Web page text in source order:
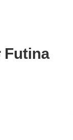
تحديثات Futina